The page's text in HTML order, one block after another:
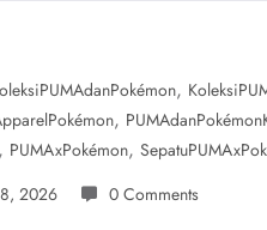
,
,
, PUMAxPokémon,
2026 0 Comments